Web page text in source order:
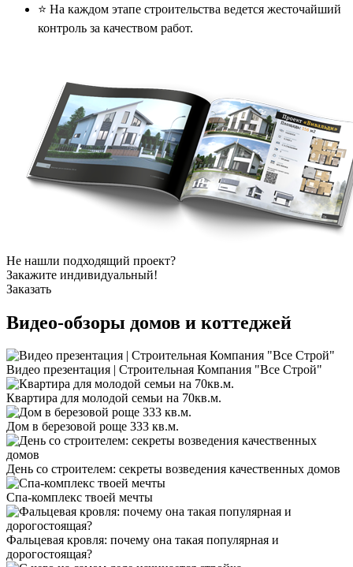
⭐️ На каждом этапе строительства ведется жесточайший
контроль за качеством работ.
Не нашли подходящий проект?
Закажите индивидуальный!
Заказать
Видео-обзоры домов и коттеджей
Видео презентация | Строительная Компания "Все Строй"
Квартира для молодой семьи на 70кв.м.
Дом в березовой роще 333 кв.м.
День со строителем: секреты возведения качественных домов
Спа-комплекс твоей мечты
Фальцевая кровля: почему она такая популярная и
дорогостоящая?